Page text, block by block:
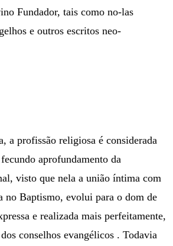
Fundador, tais como no-las
e outros escritos neo-
a profissão religiosa é considerada
aprofundamento da
visto que nela a união íntima com
no Baptismo, evolui para o dom de
e realizada mais perfeitamente,
conselhos evangélicos . Todavia